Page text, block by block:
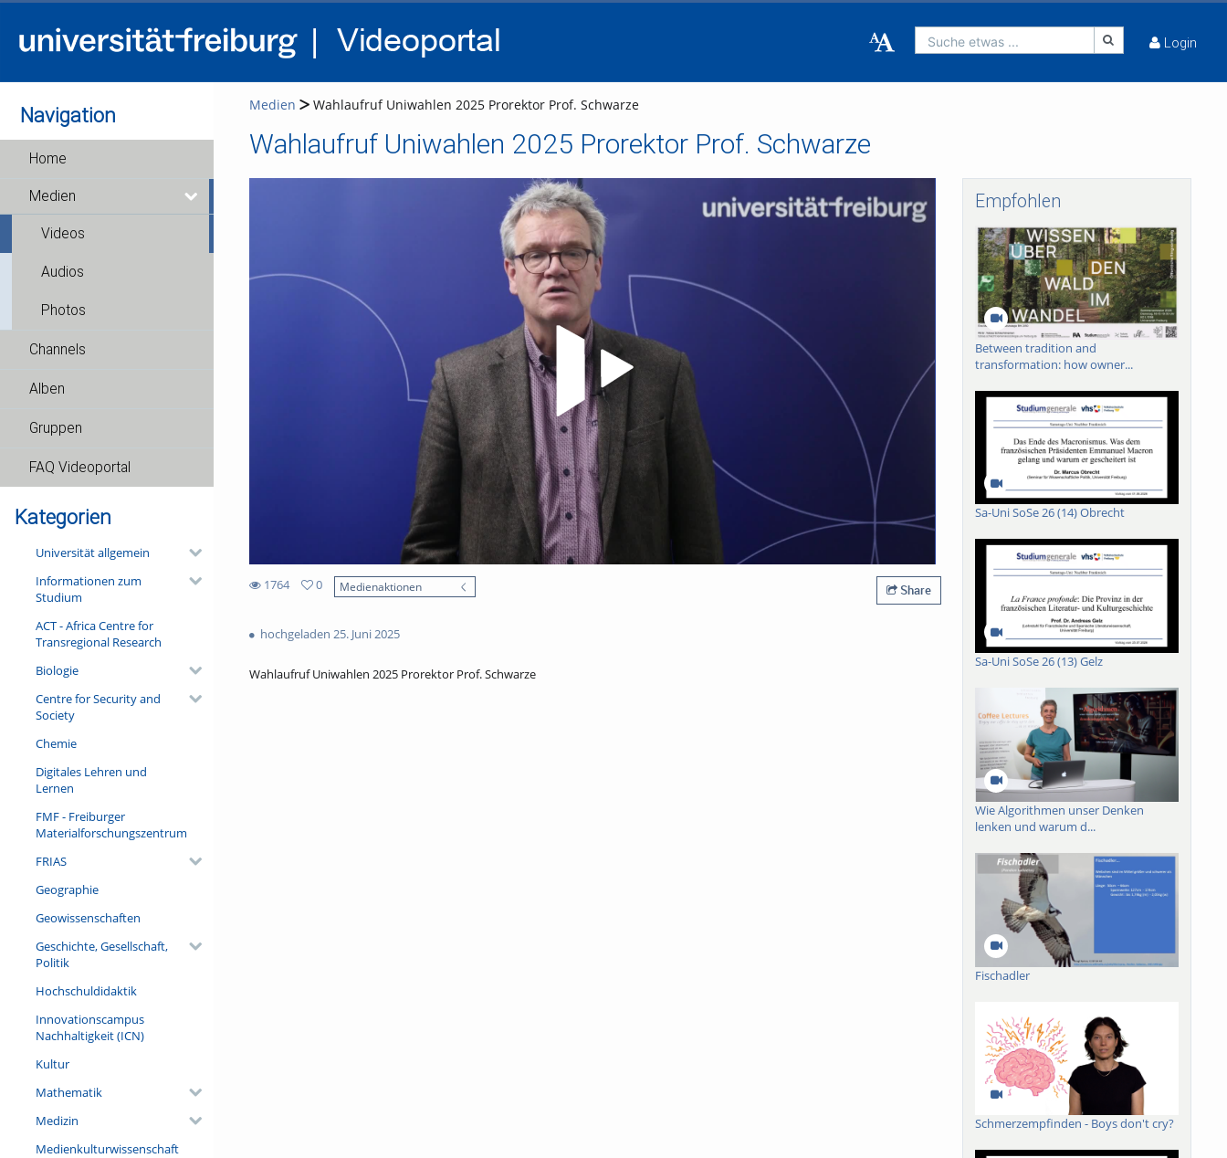
Suche etwas ... Login
Navigation
Home
Medien
Videos
Audios
Photos
Channels
Alben
Gruppen
FAQ Videoportal
Kategorien
Universität allgemein
Informationen zum
Studium
ACT - Africa Centre for
Transregional Research
Biologie
Centre for Security and
Society
Chemie
Digitales Lehren und
Lernen
FMF - Freiburger
Materialforschungszentrum
FRIAS
Geographie
Geowissenschaften
Geschichte, Gesellschaft,
Politik
Hochschuldidaktik
Innovationscampus
Nachhaltigkeit (ICN)
Kultur
Mathematik
Medizin
Medienkulturwissenschaft
Medien Wahlaufruf Uniwahlen 2025 Prorektor Prof. Schwarze
Wahlaufruf Uniwahlen 2025 Prorektor Prof. Schwarze
1764
views
0
Medienaktionen Share
hochgeladen 25. Juni 2025
Wahlaufruf Uniwahlen 2025 Prorektor Prof. Schwarze
Empfohlen
Between tradition and
transformation: how owner...
Sa-Uni SoSe 26 (14) Obrecht
Sa-Uni SoSe 26 (13) Gelz
Wie Algorithmen unser Denken
lenken und warum d...
Fischadler
Schmerzempfinden - Boys don't cry?